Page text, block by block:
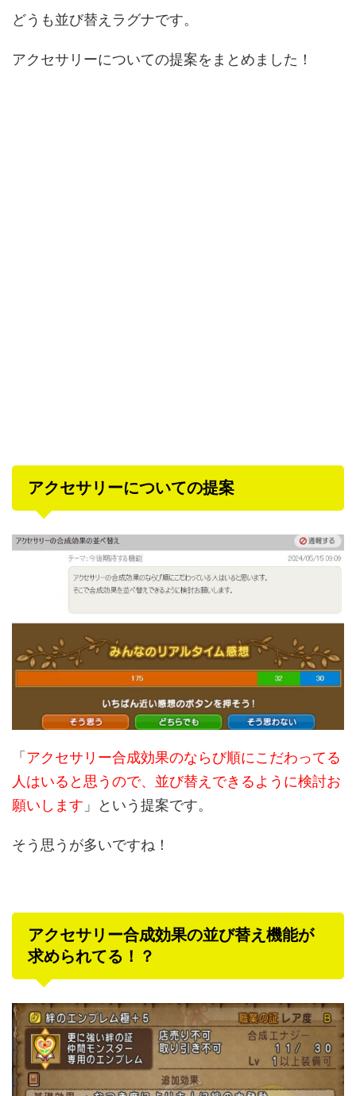
どうも並び替えラグナです。
アクセサリーについての提案をまとめました！
アクセサリーについての提案
「 アクセサリー合成効果のならび順にこだわってる
人はいると思うので、並び替えできるように検討お
願いします 」という提案です。
そう思うが多いですね！
アクセサリー合成効果の並び替え機能が
求められてる！？